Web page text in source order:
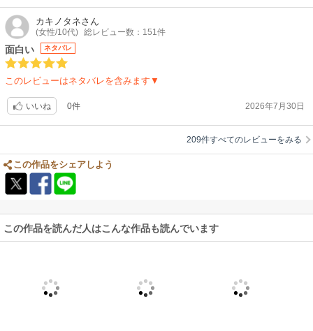
カキノタネさん
(女性/10代) 総レビュー数：151件
面白い ネタバレ
このレビューはネタバレを含みます▼
いいね 0件 2026年7月30日
209件すべてのレビューをみる
この作品をシェアしよう
この作品を読んだ人はこんな作品も読んでいます